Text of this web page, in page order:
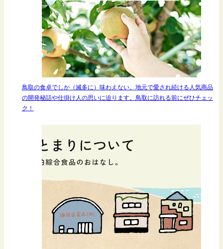
鳥取の食卓でしか（滅多に）味わえない。地元で愛され続ける人気商品
の開発秘話や仕掛け人の思いに迫ります。鳥取に訪れる前にぜひチェッ
ク！